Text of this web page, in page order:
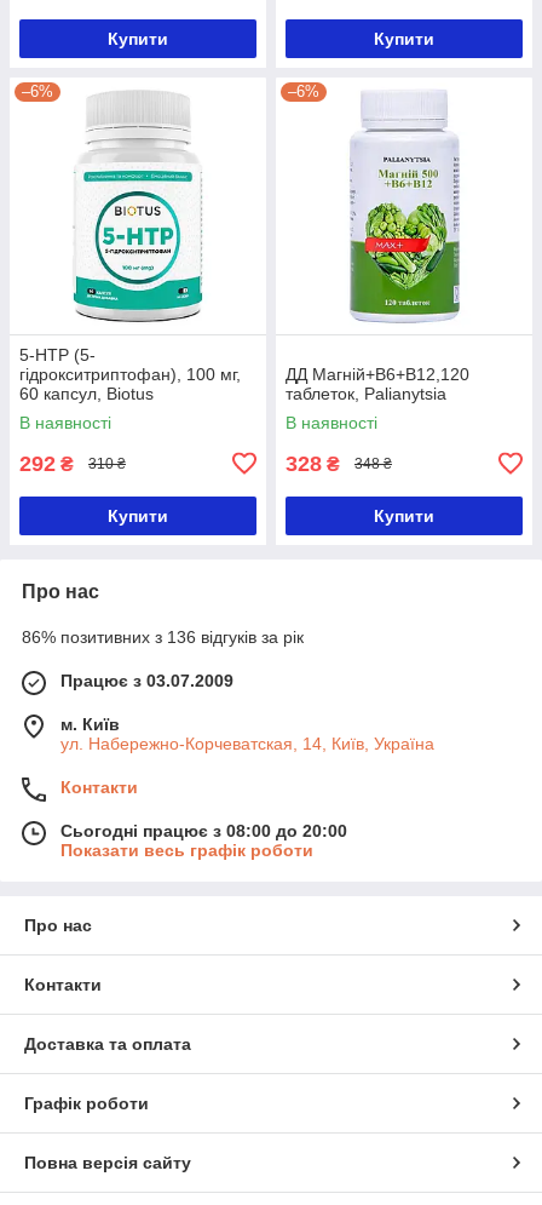
Купити Купити
–6%
5-HTP (5-
гідрокситриптофан), 100 мг,
60 капсул, Biotus
В наявності
292 ₴ 310 ₴
Купити
–6%
ДД Магній+В6+В12,120
таблеток, Palianytsia
В наявності
328 ₴ 348 ₴
Купити
Про нас
86% позитивних з 136 відгуків за рік
Працює з 03.07.2009
м. Київ
ул. Набережно-Корчеватская, 14, Київ, Україна
Контакти
Сьогодні працює з 08:00 до 20:00
Показати весь графік роботи
Про нас
Контакти
Доставка та оплата
Графік роботи
Повна версія сайту